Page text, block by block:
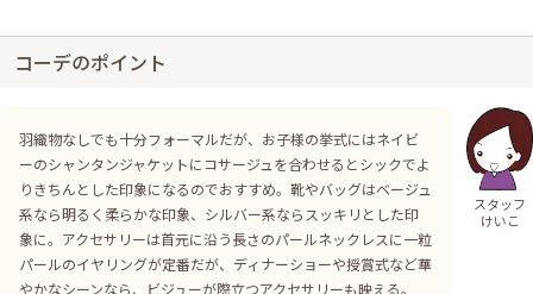
コーデのポイント
羽織物なしでも十分フォーマルだが、お子様の挙式にはネイビ
ーのシャンタンジャケットにコサージュを合わせるとシックでよ
りきちんとした印象になるのでおすすめ。靴やバッグはベージュ
系なら明るく柔らかな印象、シルバー系ならスッキリとした印
象に。アクセサリーは首元に沿う長さのパールネックレスに一粒
パールのイヤリングが定番だが、ディナーショーや授賞式など華
やかなシーンなら、ビジューが際立つアクセサリーも映える。
スタッフ
けいこ